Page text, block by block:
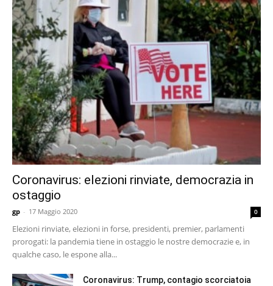
Coronavirus: elezioni rinviate, democrazia in
ostaggio
gp - 17 Maggio 2020 0
Elezioni rinviate, elezioni in forse, presidenti, premier, parlamenti
prorogati: la pandemia tiene in ostaggio le nostre democrazie e, in
qualche caso, le espone alla...
Coronavirus: Trump, contagio scorciatoia